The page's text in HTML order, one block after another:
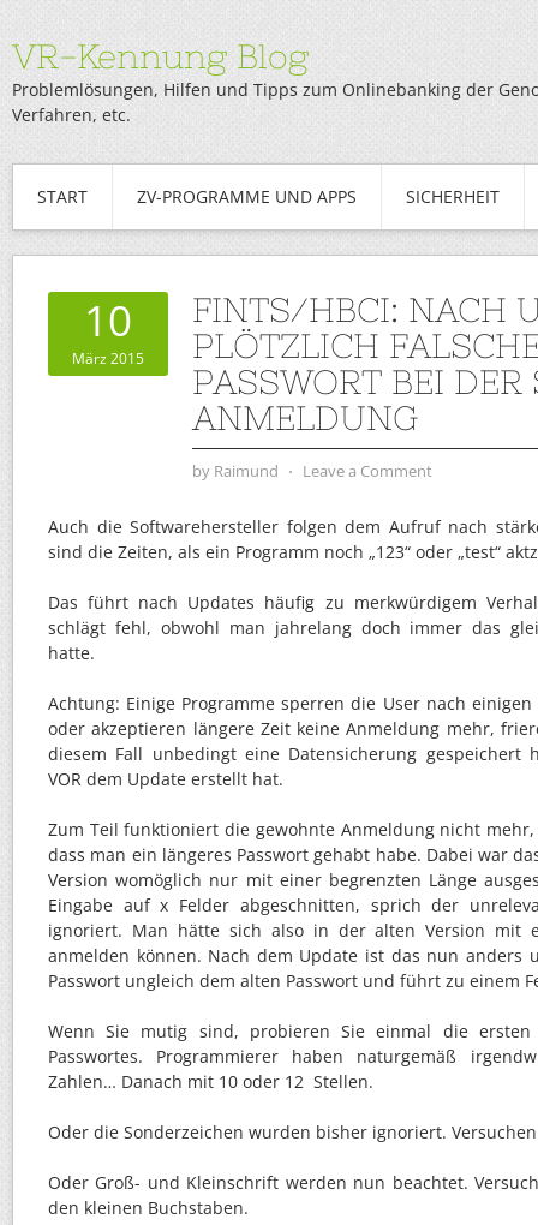
VR-Kennung Blog
Problemlösungen, Hilfen und Tipps zum Onlinebanking der
Verfahren, etc.
START ZV-PROGRAMME UND APPS SICHERHEIT
10
März 2015
FINTS/HBCI: NACH
PLÖTZLICH
PASSWORT BEI
ANMELDUNG
by Raimund ⋅ Leave a Comment
Auch die Softwarehersteller folgen dem Aufruf nach
sind die Zeiten, als ein Programm noch „123“ oder „test“
Das führt nach Updates häufig zu merkwürdigem
schlägt fehl, obwohl man jahrelang doch immer das
hatte.
Achtung: Einige Programme sperren die User nach
oder akzeptieren längere Zeit keine Anmeldung mehr,
diesem Fall unbedingt eine Datensicherung gespeichert
VOR dem Update erstellt hat.
Zum Teil funktioniert die gewohnte Anmeldung nicht
dass man ein längeres Passwort gehabt habe. Dabei war
Version womöglich nur mit einer begrenzten Länge
Eingabe auf x Felder abgeschnitten, sprich der
ignoriert. Man hätte sich also in der alten Version mit
anmelden können. Nach dem Update ist das nun anders
Passwort ungleich dem alten Passwort und führt zu einem
Wenn Sie mutig sind, probieren Sie einmal die
Passwortes. Programmierer haben naturgemäß
Zahlen… Danach mit 10 oder 12 Stellen.
Oder die Sonderzeichen wurden bisher ignoriert.
Oder Groß- und Kleinschrift werden nun beachtet.
den kleinen Buchstaben.